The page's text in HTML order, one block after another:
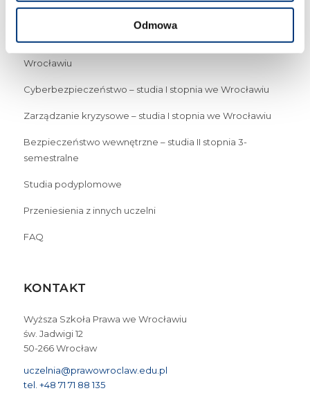
Odmowa
Wrocławiu
Cyberbezpieczeństwo – studia I stopnia we Wrocławiu
Zarządzanie kryzysowe – studia I stopnia we Wrocławiu
Bezpieczeństwo wewnętrzne – studia II stopnia 3-
semestralne
Studia podyplomowe
Przeniesienia z innych uczelni
FAQ
KONTAKT
Wyższa Szkoła Prawa we Wrocławiu
św. Jadwigi 12
50-266 Wrocław
uczelnia@prawowroclaw.edu.pl
tel. +48 71 71 88 135